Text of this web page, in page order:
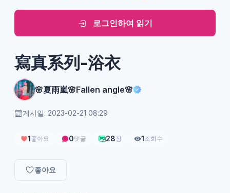
로그인하여 읽기
寫真系列-浴衣
🌸夏雨嵐🌸Fallen angle🌸
게시일: 2023-02-21 08:29
1좋아요 0댓글 28장 1조회수
좋아요